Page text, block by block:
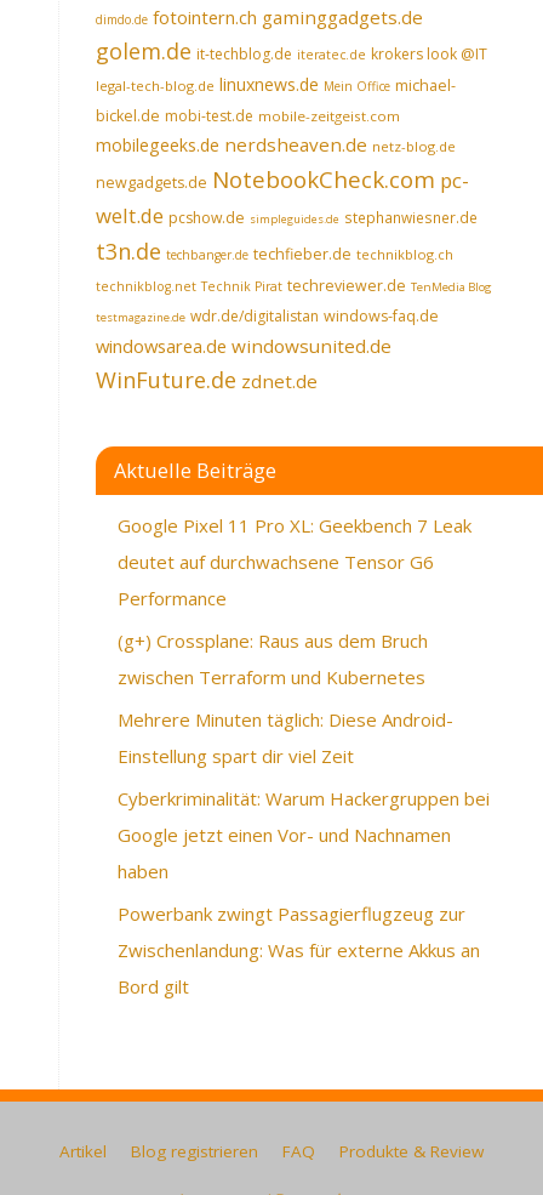
dimdo.de fotointern.ch gaminggadgets.de
golem.de it-techblog.de iteratec.de krokers look @IT
legal-tech-blog.de linuxnews.de Mein Office michael-
bickel.de mobi-test.de mobile-zeitgeist.com
mobilegeeks.de nerdsheaven.de netz-blog.de
newgadgets.de NotebookCheck.com pc-
welt.de pcshow.de simpleguides.de stephanwiesner.de
t3n.de techbanger.de techfieber.de technikblog.ch
technikblog.net Technik Pirat techreviewer.de TenMedia Blog
testmagazine.de wdr.de/digitalistan windows-faq.de
windowsarea.de windowsunited.de
WinFuture.de zdnet.de
Aktuelle Beiträge
Google Pixel 11 Pro XL: Geekbench 7 Leak
deutet auf durchwachsene Tensor G6
Performance
(g+) Crossplane: Raus aus dem Bruch
zwischen Terraform und Kubernetes
Mehrere Minuten täglich: Diese Android-
Einstellung spart dir viel Zeit
Cyberkriminalität: Warum Hackergruppen bei
Google jetzt einen Vor- und Nachnamen
haben
Powerbank zwingt Passagierflugzeug zur
Zwischenlandung: Was für externe Akkus an
Bord gilt
Artikel Blog registrieren FAQ Produkte & Review